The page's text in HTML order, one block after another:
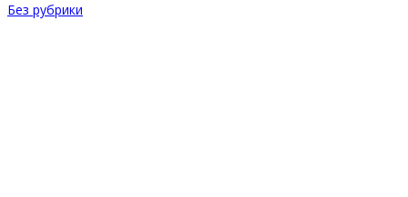
Без рубрики